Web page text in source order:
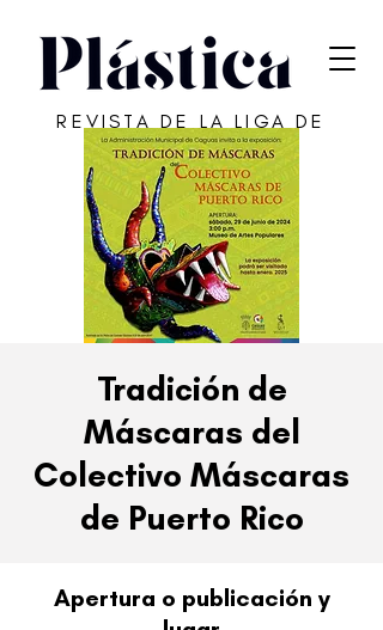
REVISTA DE LA LIGA DE
ARTE DE SAN JUAN
Tradición de
Máscaras del
Colectivo Máscaras
de Puerto Rico
Apertura o publicación y